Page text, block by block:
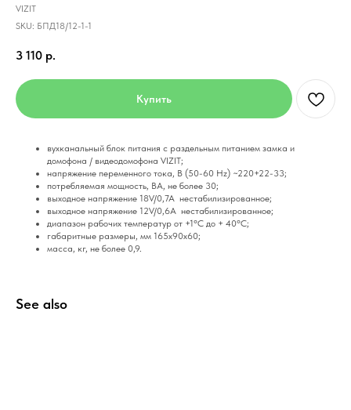
VIZIT
SKU: БПД18/12-1-1
3 110 р.
Купить
вухканальный блок питания с раздельным питанием замка и
домофона / видеодомофона VIZIT;
напряжение переменного тока, В (50-60 Hz) ~220+22-33;
потребляемая мощность, ВА, не более 30;
выходное напряжение 18V/0,7A нестабилизированное;
выходное напряжение 12V/0,6A нестабилизированное;
диапазон рабочих температур от +1°С до + 40°С;
габаритные размеры, мм 165х90х60;
масса, кг, не более 0,9.
See also